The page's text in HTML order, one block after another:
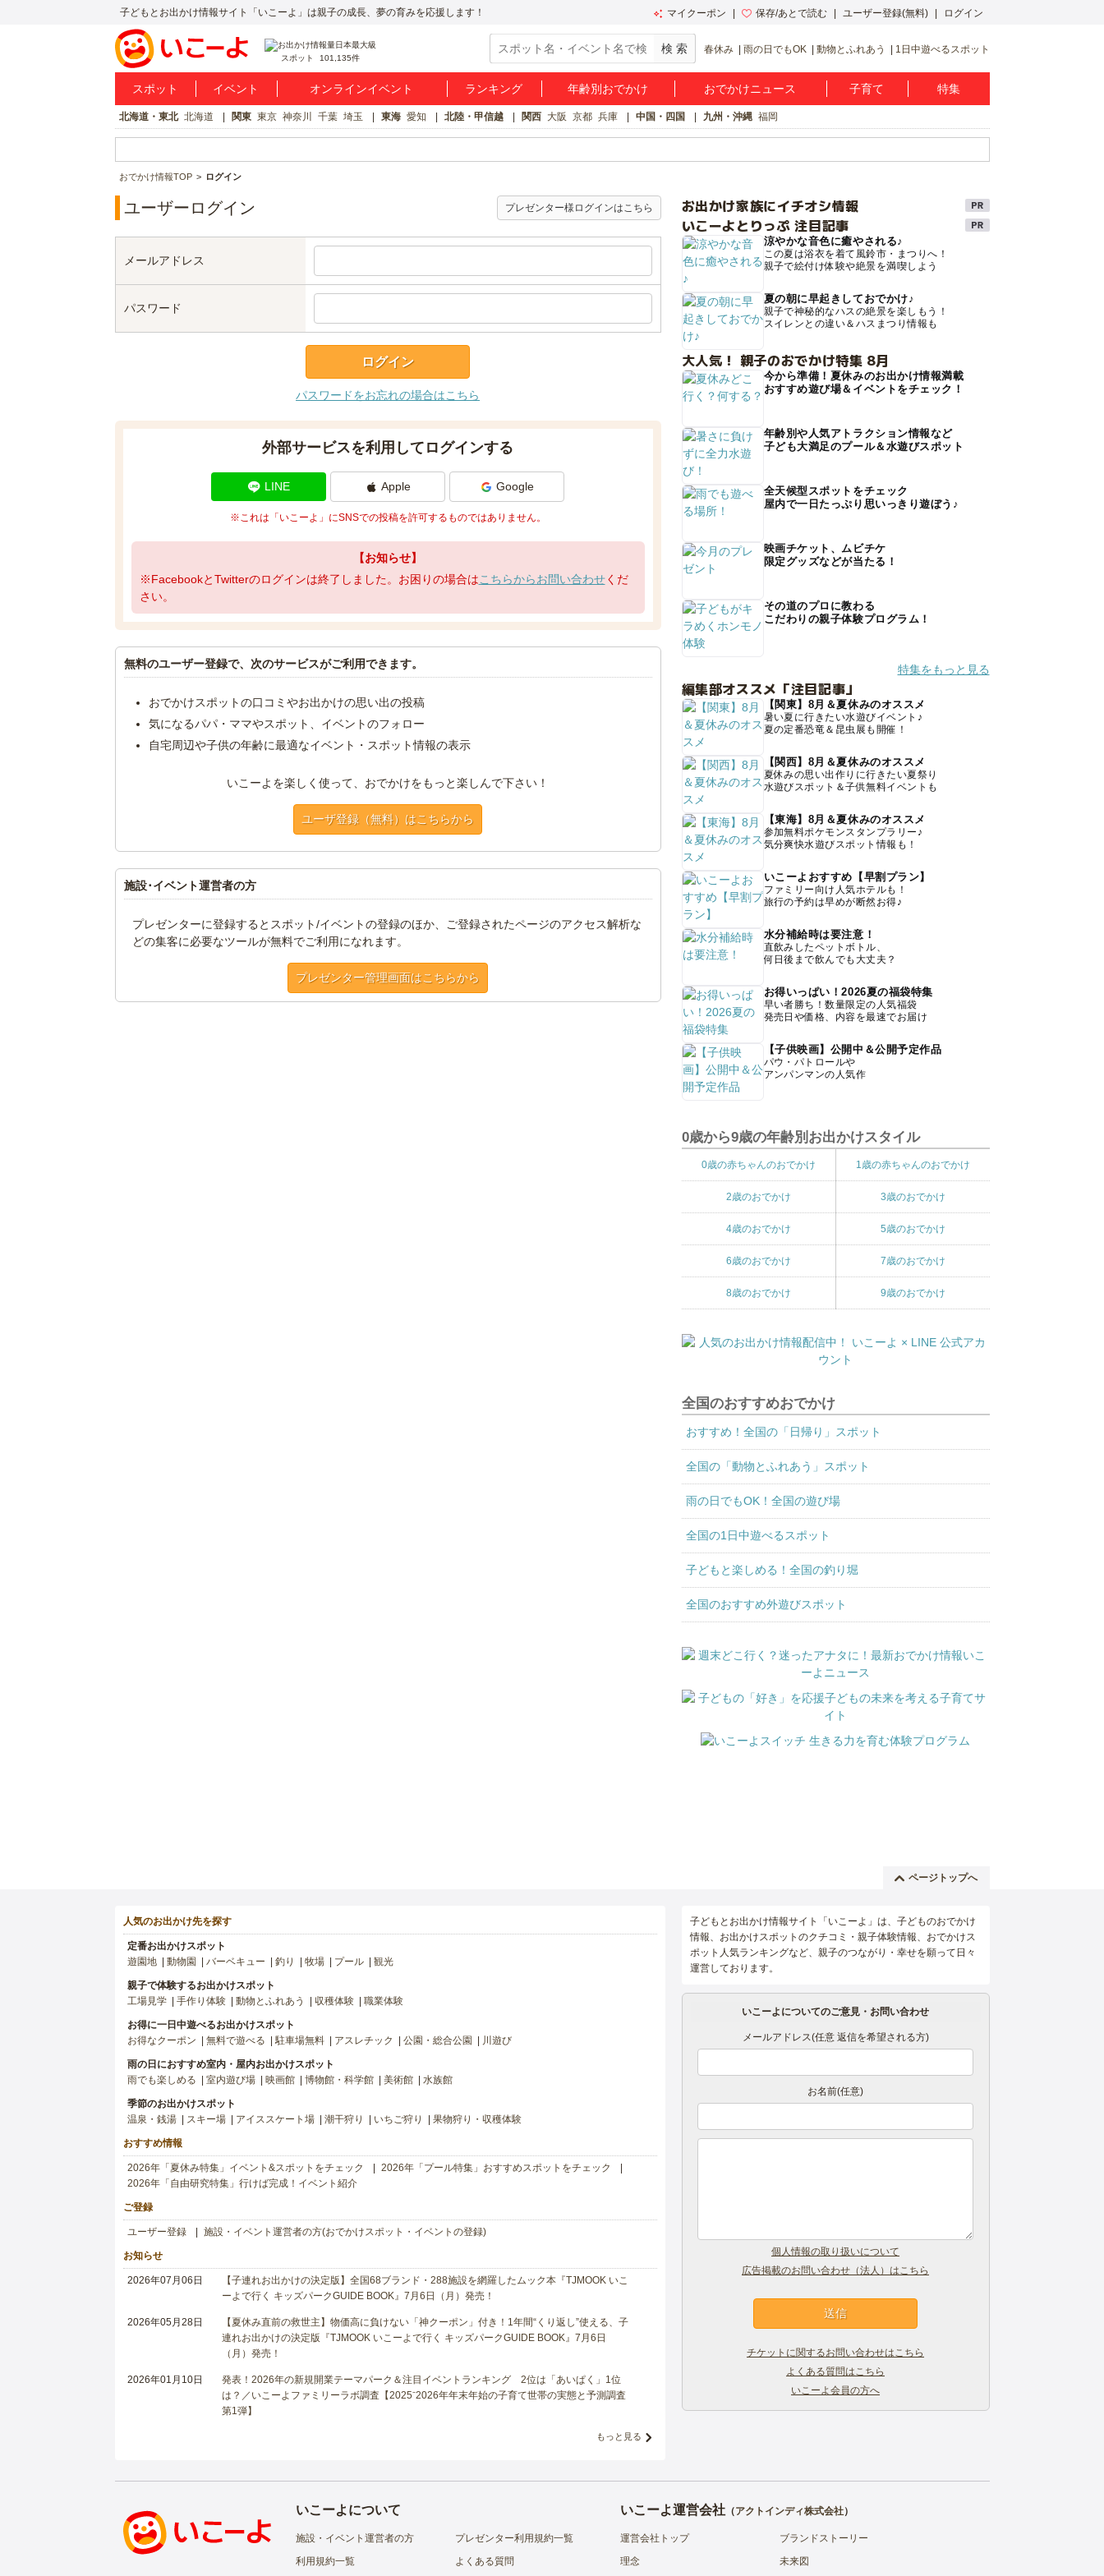
子どもとお出かけ情報サイト「いこーよ」は親子の成長、夢の育みを応援します！ マイクーポン 保存/あとで読む ユーザー登録(無料) ログイン
スポット 101,135件
春休み 雨の日でもOK 動物とふれあう 1日中遊べるスポット
スポット イベント オンラインイベント ランキング 年齢別おでかけ おでかけニュース 子育て 特集
北海道・東北 北海道 関東 東京 神奈川 千葉 埼玉 東海 愛知 北陸・甲信越 関西 大阪 京都 兵庫 中国・四国 九州・沖縄 福岡
おでかけ情報TOP ログイン
ユーザーログイン プレゼンター様ログインはこちら
メールアドレス
パスワード
パスワードをお忘れの場合はこちら
外部サービスを利用してログインする
LINE Apple Google
※これは「いこーよ」にSNSでの投稿を許可するものではありません。
【お知らせ】
※FacebookとTwitterのログインは終了しました。お困りの場合はこちらからお問い合わせくだ
さい。
無料のユーザー登録で、次のサービスがご利用できます。
おでかけスポットの口コミやお出かけの思い出の投稿
気になるパパ・ママやスポット、イベントのフォロー
自宅周辺や子供の年齢に最適なイベント・スポット情報の表示
いこーよを楽しく使って、おでかけをもっと楽しんで下さい！
ユーザ登録（無料）はこちらから
施設･イベント運営者の方
プレゼンターに登録するとスポット/イベントの登録のほか、ご登録されたページのアクセス解析な
どの集客に必要なツールが無料でご利用になれます。
プレゼンター管理画面はこちらから
お出かけ家族にイチオシ情報
いこーよとりっぷ 注目記事
涼やかな音色に癒やされる♪
この夏は浴衣を着て風鈴市・まつりへ！
親子で絵付け体験や絶景を満喫しよう
夏の朝に早起きしておでかけ♪
親子で神秘的なハスの絶景を楽しもう！
スイレンとの違い＆ハスまつり情報も
大人気！ 親子のおでかけ特集 8月
今から準備！夏休みのお出かけ情報満載
おすすめ遊び場＆イベントをチェック！
年齢別や人気アトラクション情報など
子ども大満足のプール＆水遊びスポット
全天候型スポットをチェック
屋内で一日たっぷり思いっきり遊ぼう♪
映画チケット、ムビチケ
限定グッズなどが当たる！
その道のプロに教わる
こだわりの親子体験プログラム！
特集をもっと見る
編集部オススメ「注目記事」
【関東】8月＆夏休みのオススメ
暑い夏に行きたい水遊びイベント♪
夏の定番恐竜＆昆虫展も開催！
【関西】8月＆夏休みのオススメ
夏休みの思い出作りに行きたい夏祭り
水遊びスポット＆子供無料イベントも
【東海】8月＆夏休みのオススメ
参加無料ポケモンスタンプラリー♪
気分爽快水遊びスポット情報も！
いこーよおすすめ【早割プラン】
ファミリー向け人気ホテルも！
旅行の予約は早めが断然お得♪
水分補給時は要注意！
直飲みしたペットボトル、
何日後まで飲んでも大丈夫？
お得いっぱい！2026夏の福袋特集
早い者勝ち！数量限定の人気福袋
発売日や価格、内容を最速でお届け
【子供映画】公開中＆公開予定作品
パウ・パトロールや
アンパンマンの人気作
0歳から9歳の年齢別お出かけスタイル
0歳の赤ちゃんのおでかけ 1歳の赤ちゃんのおでかけ
2歳のおでかけ 3歳のおでかけ
4歳のおでかけ 5歳のおでかけ
6歳のおでかけ 7歳のおでかけ
8歳のおでかけ 9歳のおでかけ
全国のおすすめおでかけ
おすすめ！全国の「日帰り」スポット
全国の「動物とふれあう」スポット
雨の日でもOK！全国の遊び場
全国の1日中遊べるスポット
子どもと楽しめる！全国の釣り堀
全国のおすすめ外遊びスポット
ページトップへ
人気のお出かけ先を探す
定番お出かけスポット
遊園地
動物園 バーベキュー 釣り 牧場 プール 観光
親子で体験するお出かけスポット
工場見学
手作り体験 動物とふれあう 収穫体験 職業体験
お得に一日中遊べるお出かけスポット
お得なクーポン
無料で遊べる 駐車場無料 アスレチック 公園・総合公園 川遊び
雨の日におすすめ室内・屋内お出かけスポット
雨でも楽しめる
室内遊び場 映画館 博物館・科学館 美術館 水族館
季節のお出かけスポット
温泉・銭湯
スキー場 アイススケート場 潮干狩り いちご狩り 果物狩り・収穫体験
おすすめ情報
2026年「夏休み特集」イベント&スポットをチェック
2026年「プール特集」おすすめスポットをチェック
2026年「自由研究特集」行けば完成！イベント紹介
ご登録
ユーザー登録 施設・イベント運営者の方(おでかけスポット・イベントの登録)
お知らせ
2026年07月06日
【子連れお出かけの決定版】全国68ブランド・288施設を網羅したムック本『TJMOOK いこ
ーよで行く キッズパークGUIDE BOOK』7月6日（月）発売！
2026年05月28日
【夏休み直前の救世主】物価高に負けない「神クーポン」付き！1年間“くり返し”使える、子
連れお出かけの決定版『TJMOOK いこーよで行く キッズパークGUIDE BOOK』7月6日
（月）発売！
2026年01月10日
発表！2026年の新規開業テーマパーク＆注目イベントランキング 2位は「あいぱく」1位
は？／いこーよファミリーラボ調査【2025⁻2026年年末年始の子育て世帯の実態と予測調査
第1弾】
もっと見る
子どもとお出かけ情報サイト「いこーよ」は、子どものおでかけ
情報、お出かけスポットのクチコミ・親子体験情報、おでかけス
ポット人気ランキングなど、親子のつながり・幸せを願って日々
運営しております。
いこーよについてのご意見・お問い合わせ
メールアドレス(任意 返信を希望される方)
お名前(任意)
個人情報の取り扱いについて
広告掲載のお問い合わせ（法人）はこちら
チケットに関するお問い合わせはこちら
よくある質問はこちら
いこーよ会員の方へ
いこーよについて
施設・イベント運営者の方
プレゼンター利用規約一覧
利用規約一覧
よくある質問
いこーよ運営会社（アクトインディ株式会社）
運営会社トップ
ブランドストーリー
理念
未来図